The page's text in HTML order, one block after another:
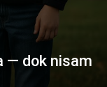
— dok nisam